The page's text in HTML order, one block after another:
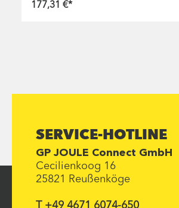
177,31 €*
SERVICE-HOTLINE
GP JOULE Connect GmbH
Cecilienkoog 16
25821 Reußenköge
T +49 4671 6074-650